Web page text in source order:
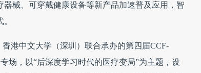
械、可穿戴健康设备等新产品加速普及应用，智
港中文大学（深圳）联合承办的第四届CCF-
场，以“后深度学习时代的医疗变局”为主题，设